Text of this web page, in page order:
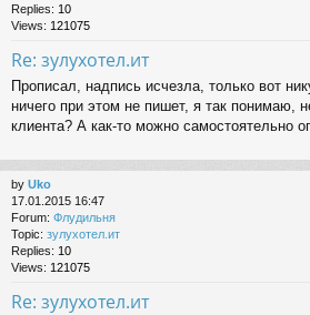
Replies: 10
Views: 121075
Re: зулухотел.ит
Прописал, надпись исчезла, только вот
ничего при этом не пишет, я так понимаю,
клиента? А как-то можно самостоятельно
by Uko
17.01.2015 16:47
Forum: Флудильня
Topic: зулухотел.ит
Replies: 10
Views: 121075
Re: зулухотел.ит